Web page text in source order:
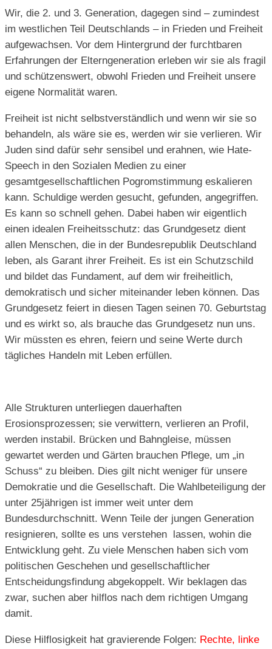
Wir, die 2. und 3. Generation, dagegen sind – zumindest
im westlichen Teil Deutschlands – in Frieden und Freiheit
aufgewachsen. Vor dem Hintergrund der furchtbaren
Erfahrungen der Elterngeneration erleben wir sie als fragil
und schützenswert, obwohl Frieden und Freiheit unsere
eigene Normalität waren.
Freiheit ist nicht selbstverständlich und wenn wir sie so
behandeln, als wäre sie es, werden wir sie verlieren. Wir
Juden sind dafür sehr sensibel und erahnen, wie Hate-
Speech in den Sozialen Medien zu einer
gesamtgesellschaftlichen Pogromstimmung eskalieren
kann. Schuldige werden gesucht, gefunden, angegriffen.
Es kann so schnell gehen. Dabei haben wir eigentlich
einen idealen Freiheitsschutz: das Grundgesetz dient
allen Menschen, die in der Bundesrepublik Deutschland
leben, als Garant ihrer Freiheit. Es ist ein Schutzschild
und bildet das Fundament, auf dem wir freiheitlich,
demokratisch und sicher miteinander leben können. Das
Grundgesetz feiert in diesen Tagen seinen 70. Geburtstag
und es wirkt so, als brauche das Grundgesetz nun uns.
Wir müssten es ehren, feiern und seine Werte durch
tägliches Handeln mit Leben erfüllen.
Alle Strukturen unterliegen dauerhaften
Erosionsprozessen; sie verwittern, verlieren an Profil,
werden instabil. Brücken und Bahngleise, müssen
gewartet werden und Gärten brauchen Pflege, um „in
Schuss“ zu bleiben. Dies gilt nicht weniger für unsere
Demokratie und die Gesellschaft. Die Wahlbeteiligung der
unter 25jährigen ist immer weit unter dem
Bundesdurchschnitt. Wenn Teile der jungen Generation
resignieren, sollte es uns verstehen lassen, wohin die
Entwicklung geht. Zu viele Menschen haben sich vom
politischen Geschehen und gesellschaftlicher
Entscheidungsfindung abgekoppelt. Wir beklagen das
zwar, suchen aber hilflos nach dem richtigen Umgang
damit.
Diese Hilflosigkeit hat gravierende Folgen: Rechte, linke